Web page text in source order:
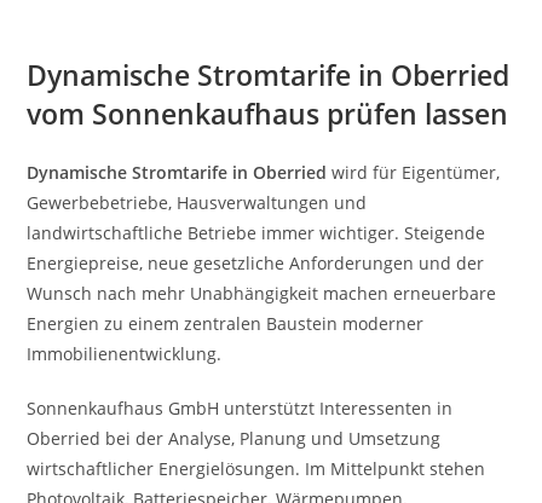
Dynamische Stromtarife in Oberried
vom Sonnenkaufhaus prüfen lassen
Dynamische Stromtarife in Oberried wird für Eigentümer,
Gewerbebetriebe, Hausverwaltungen und
landwirtschaftliche Betriebe immer wichtiger. Steigende
Energiepreise, neue gesetzliche Anforderungen und der
Wunsch nach mehr Unabhängigkeit machen erneuerbare
Energien zu einem zentralen Baustein moderner
Immobilienentwicklung.
Sonnenkaufhaus GmbH unterstützt Interessenten in
Oberried bei der Analyse, Planung und Umsetzung
wirtschaftlicher Energielösungen. Im Mittelpunkt stehen